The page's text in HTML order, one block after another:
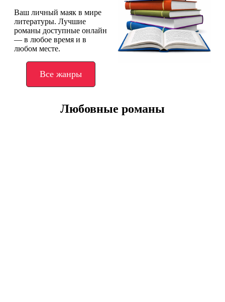
Ваш личный маяк в мире
литературы. Лучшие
романы доступные онлайн
— в любое время и в
любом месте.
Все жанры
Любовные романы